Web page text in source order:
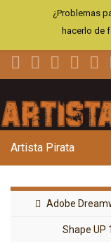
Artista Pirata
Adobe
Shape UP
¿Problemas
hacerlo de